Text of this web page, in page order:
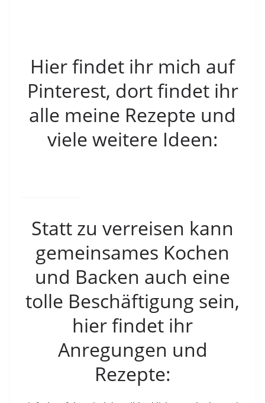
Hier findet ihr mich auf
Pinterest, dort findet ihr
alle meine Rezepte und
viele weitere Ideen:
Statt zu verreisen kann
gemeinsames Kochen
und Backen auch eine
tolle Beschäftigung sein,
hier findet ihr
Anregungen und
Rezepte: